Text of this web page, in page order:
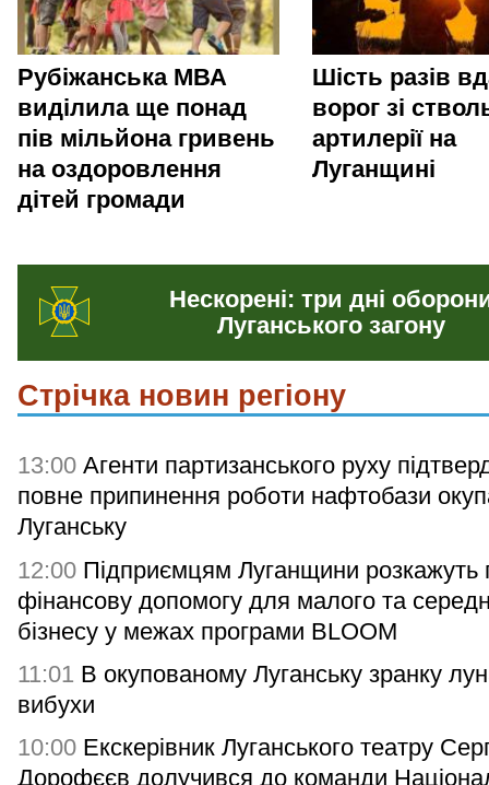
Рубіжанська МВА
виділила ще понад
пів мільйона гривень
на оздоровлення
дітей громади
Шість разів
ворог зі
артилерії на
Луганщині
Нескорені: три дні
Луганського загону
Стрічка новин регіону
13:00 Агенти партизанського руху
повне припинення роботи нафтобази
Луганську
12:00 Підприємцям Луганщини розкажуть
фінансову допомогу для малого та
бізнесу у межах програми BLOOM
11:01 В окупованому Луганську зранку
вибухи
10:00 Екскерівник Луганського театру
Дорофєєв долучився до команди